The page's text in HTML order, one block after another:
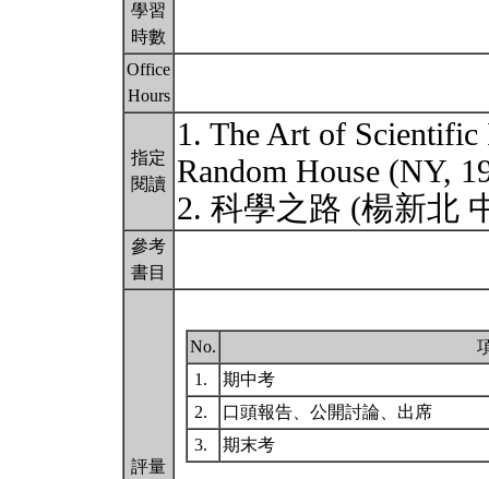
學習
時數
Office
Hours
指定
閱讀
1. The Art of
Random House (NY,
2. 科學之路 (楊新北
參考
書目
評量
No.
1.
期中考
2.
口頭報告、公開討論、出席
3.
期末考